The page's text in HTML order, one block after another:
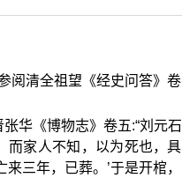
阅清全祖望《经史问答》卷
华《博物志》卷五:“刘元石
而家人不知，以为死也，具
三年，已葬。’于是开棺，